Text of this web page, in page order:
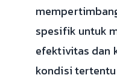
spesifik untuk
efektivitas dan
kondisi